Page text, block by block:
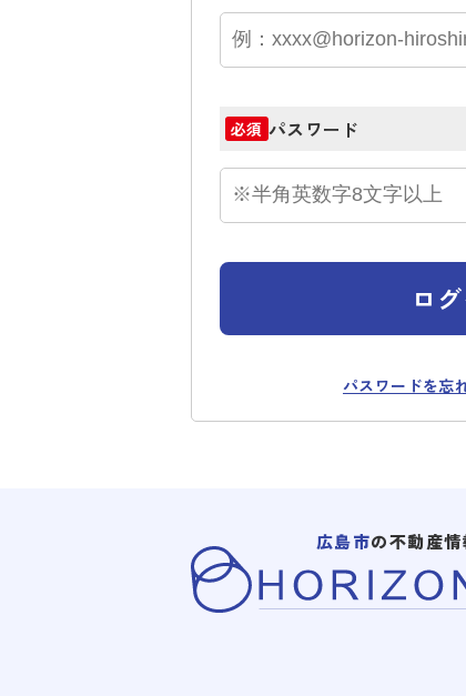
必須 パスワード
ロ
パスワードを忘
広島市の不動産情